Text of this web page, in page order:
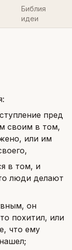
Библия
идеи
пред
своим в том,
или им
в том, и
люди делают
он
похитил, или
что ему